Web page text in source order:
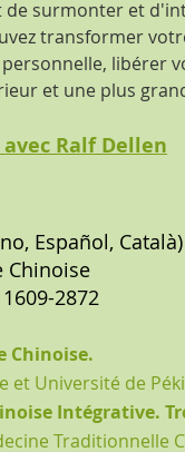
de surmonter et
transformer
libérer
et une plus
Ralf Dellen
Español, Català)
Chinoise
2872
Chinoise.
et Université de
Intégrative.
Traditionnelle